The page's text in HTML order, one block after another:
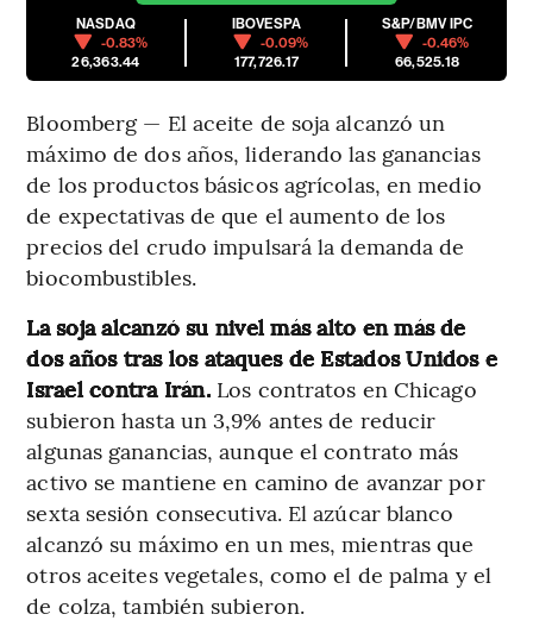
NASDAQ
-0.83%
26,363.44
IBOVESPA
-0.09%
177,726.17
S&P/BMV IPC
-0.46%
66,525.18
Bloomberg — El aceite de soja alcanzó un
máximo de dos años, liderando las ganancias
de los productos básicos agrícolas, en medio
de expectativas de que el aumento de los
precios del crudo impulsará la demanda de
biocombustibles.
La soja alcanzó su nivel más alto en más de
dos años tras los ataques de Estados Unidos e
Israel contra Irán. Los contratos en Chicago
subieron hasta un 3,9% antes de reducir
algunas ganancias, aunque el contrato más
activo se mantiene en camino de avanzar por
sexta sesión consecutiva. El azúcar blanco
alcanzó su máximo en un mes, mientras que
otros aceites vegetales, como el de palma y el
de colza, también subieron.